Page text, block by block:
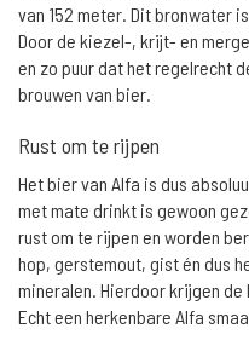
van 152 meter. Dit bronwater
Door de kiezel-, krijt- en
en zo puur dat het regelrecht
brouwen van bier.
Rust om te rijpen
Het bier van Alfa is dus
met mate drinkt is gewoon
rust om te rijpen en worden
hop, gerstemout, gist én dus
mineralen. Hierdoor krijgen
Echt een herkenbare Alfa